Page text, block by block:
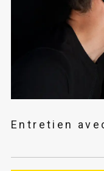
Entretien